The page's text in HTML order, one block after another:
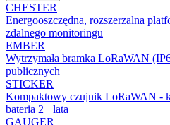
CHESTER
Energooszczędna, rozszerzalna
zdalnego monitoringu
EMBER
Wytrzymała bramka LoRaWAN
publicznych
STICKER
Kompaktowy czujnik LoRaWAN -
bateria 2+ lata
GAUGER